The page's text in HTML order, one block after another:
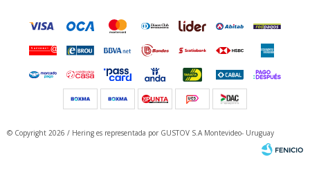
© Copyright 2026 / Hering es representada por GUSTOV S.A Montevideo- Uruguay